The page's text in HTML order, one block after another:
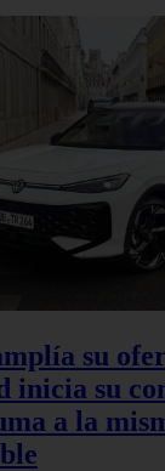
su
inicia su
a la